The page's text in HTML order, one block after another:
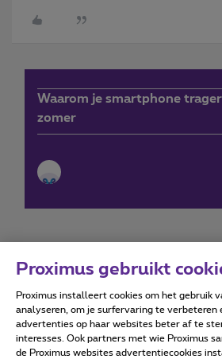
Waarom je smartphone
zomer
Forumvoorwaarden
Proximus gebruikt
Proximus installeert cookies om het gebruik
analyseren, om je surfervaring te verbeteren
advertenties op haar websites beter af te
interesses. Ook partners met wie Proximus
de Proximus websites advertentiecookies